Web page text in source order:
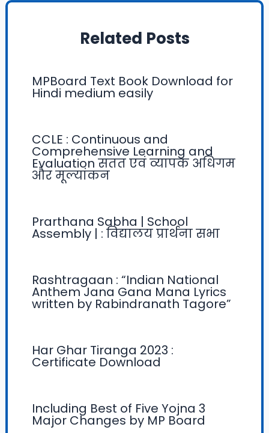
Related Posts
MPBoard Text Book Download for
Hindi medium easily
CCLE : Continuous and
Comprehensive Learning and
Evaluation सतत एवं व्यापक अधिगम
और मूल्यांकन
Prarthana Sabha | School
Assembly | : विद्यालय प्रार्थना सभा
Rashtragaan : “Indian National
Anthem Jana Gana Mana Lyrics
written by Rabindranath Tagore”
Har Ghar Tiranga 2023 :
Certificate Download
Including Best of Five Yojna 3
Major Changes by MP Board